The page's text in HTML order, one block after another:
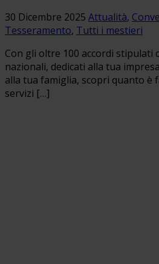
30 Dicembre 2025 Attualità,
Tesseramento, Tutti i mestieri
Con gli oltre 100 accordi stipulati
nazionali, dedicati alla tua
alla tua famiglia, scopri quanto è
servizi […]